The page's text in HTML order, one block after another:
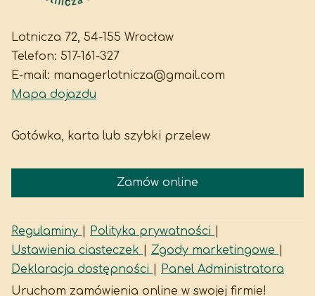
Lotnicza 72, 54-155 Wrocław
Telefon: 517-161-327
E-mail: managerlotnicza@gmail.com
Mapa dojazdu
Gotówka, karta lub szybki przelew
Zamów online
Regulaminy Polityka prywatności
Ustawienia ciasteczek
Zgody marketingowe
Deklaracja dostępności
Panel Administratora
Uruchom zamówienia online w swojej firmie!